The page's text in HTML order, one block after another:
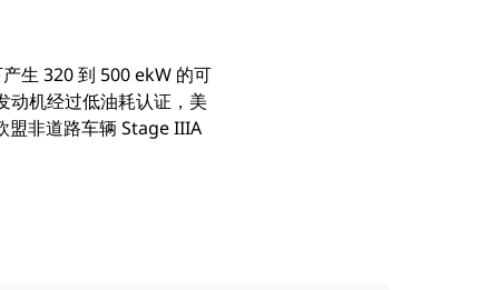
生 320 到 500 ekW 的可
动机经过低油耗认证，美
盟非道路车辆 Stage IIIA